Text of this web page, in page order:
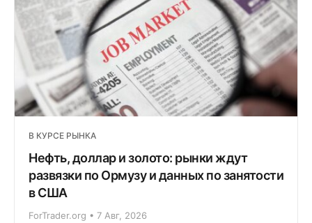
В КУРСЕ РЫНКА
Нефть, доллар и золото: рынки ждут
развязки по Ормузу и данных по занятости
в США
ForTrader.org • 7 Авг, 2026